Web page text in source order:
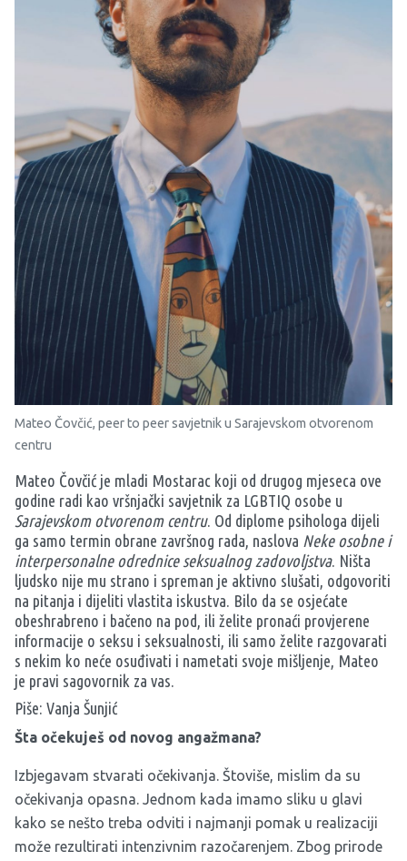
Mateo Čovčić, peer to peer savjetnik u Sarajevskom otvorenom
centru
Mateo Čovčić je mladi Mostarac koji od drugog mjeseca ove
godine radi kao vršnjački savjetnik za LGBTIQ osobe u
Sarajevskom otvorenom centru. Od diplome psihologa dijeli
ga samo termin obrane završnog rada, naslova Neke osobne i
interpersonalne odrednice seksualnog zadovoljstva. Ništa
ljudsko nije mu strano i spreman je aktivno slušati, odgovoriti
na pitanja i dijeliti vlastita iskustva. Bilo da se osjećate
obeshrabreno i bačeno na pod, ili želite pronaći provjerene
informacije o seksu i seksualnosti, ili samo želite razgovarati
s nekim ko neće osuđivati i nametati svoje mišljenje, Mateo
je pravi sagovornik za vas.
Piše: Vanja Šunjić
Šta očekuješ od novog angažmana?
Izbjegavam stvarati očekivanja. Štoviše, mislim da su
očekivanja opasna. Jednom kada imamo sliku u glavi
kako se nešto treba odviti i najmanji pomak u realizaciji
može rezultirati intenzivnim razočarenjem. Zbog prirode